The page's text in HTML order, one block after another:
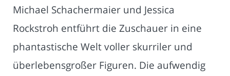
Michael Schachermaier und Jessica
Rockstroh entführt die Zuschauer in eine
phantastische Welt voller skurriler und
überlebensgroßer Figuren. Die aufwendig